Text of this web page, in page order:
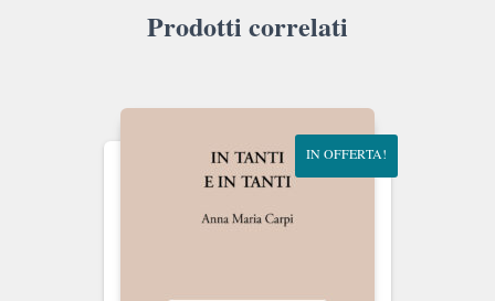
Prodotti correlati
IN OFFERTA!